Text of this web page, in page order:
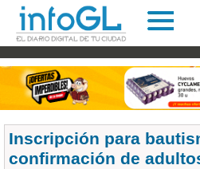
Inscripción para
confirmación de